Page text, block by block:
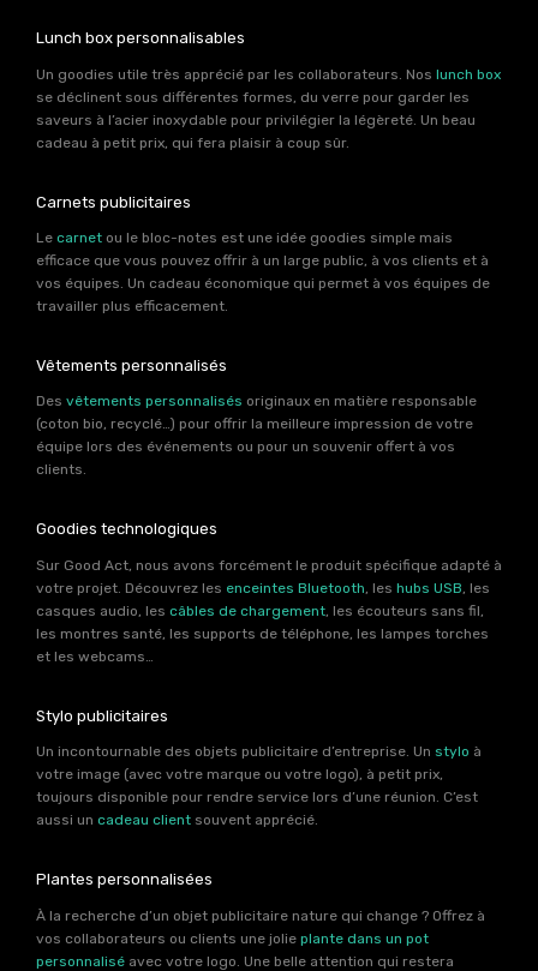
Lunch box personnalisables
Un goodies utile très apprécié par les collaborateurs. Nos lunch box
se déclinent sous différentes formes, du verre pour garder les
saveurs à l’acier inoxydable pour privilégier la légèreté. Un beau
cadeau à petit prix, qui fera plaisir à coup sûr.
Carnets publicitaires
Le carnet ou le bloc-notes est une idée goodies simple mais
efficace que vous pouvez offrir à un large public, à vos clients et à
vos équipes. Un cadeau économique qui permet à vos équipes de
travailler plus efficacement.
Vêtements personnalisés
Des vêtements personnalisés originaux en matière responsable
(coton bio, recyclé…) pour offrir la meilleure impression de votre
équipe lors des événements ou pour un souvenir offert à vos
clients.
Goodies technologiques
Sur Good Act, nous avons forcément le produit spécifique adapté à
votre projet. Découvrez les enceintes Bluetooth, les hubs USB, les
casques audio, les câbles de chargement, les écouteurs sans fil,
les montres santé, les supports de téléphone, les lampes torches
et les webcams…
Stylo publicitaires
Un incontournable des objets publicitaire d’entreprise. Un stylo à
votre image (avec votre marque ou votre logo), à petit prix,
toujours disponible pour rendre service lors d’une réunion. C’est
aussi un cadeau client souvent apprécié.
Plantes personnalisées
À la recherche d’un objet publicitaire nature qui change ? Offrez à
vos collaborateurs ou clients une jolie plante dans un pot
personnalisé avec votre logo. Une belle attention qui restera